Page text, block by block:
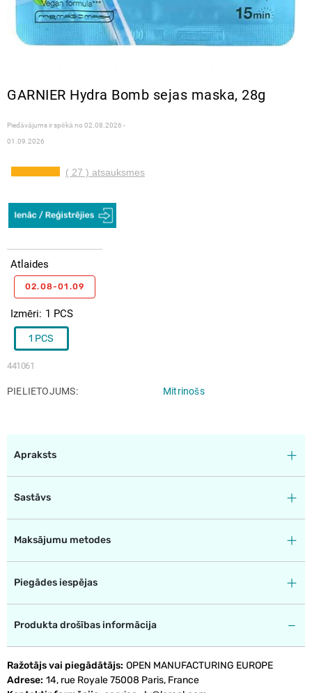
GARNIER Hydra Bomb sejas maska, 28g
Piedāvājums ir spēkā no 02.08.2026 -
01.09.2026
( 27 ) atsauksmes
441061
Izmēri 1 PCS
1 PCS
Atlaides
02.08-01.09
PIELIETOJUMS Mitrinošs
Apraksts
Sastāvs
Maksājumu metodes
Piegādes iespējas
Produkta drošības informācija
Ražotājs vai piegādātājs OPEN MANUFACTURING EUROPE
Adrese 14, rue Royale 75008 Paris, France